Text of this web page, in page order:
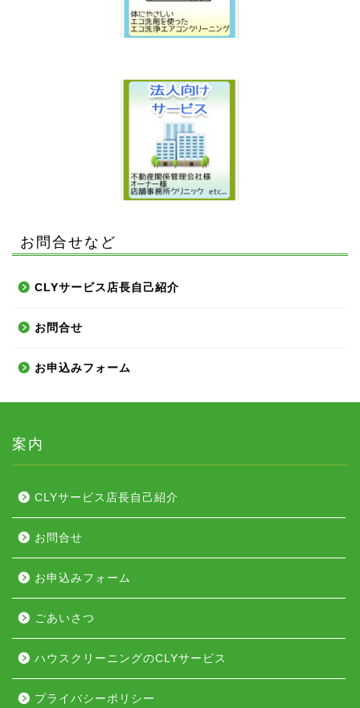
お問合せなど
CLYサービス店長自己紹介
お問合せ
お申込みフォーム
案内
CLYサービス店長自己紹介
お問合せ
お申込みフォーム
ごあいさつ
ハウスクリーニングのCLYサービス
プライバシーポリシー